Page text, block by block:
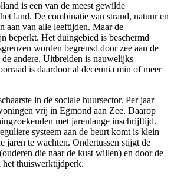
is een van de meest gewilde
land. De combinatie van strand, natuur en
aan van alle leeftijden. Maar de
beperkt. Het duingebied is beschermd
worden begrensd door zee aan de
de andere. Uitbreiden is nauwelijks
is daardoor al decennia min of meer
in de sociale huursector. Per jaar
vrij in Egmond aan Zee. Daarop
met jarenlange inschrijftijd.
systeem aan de beurt komt is klein
jaren te wachten. Ondertussen stijgt de
die naar de kust willen) en door de
het thuiswerktijdperk.